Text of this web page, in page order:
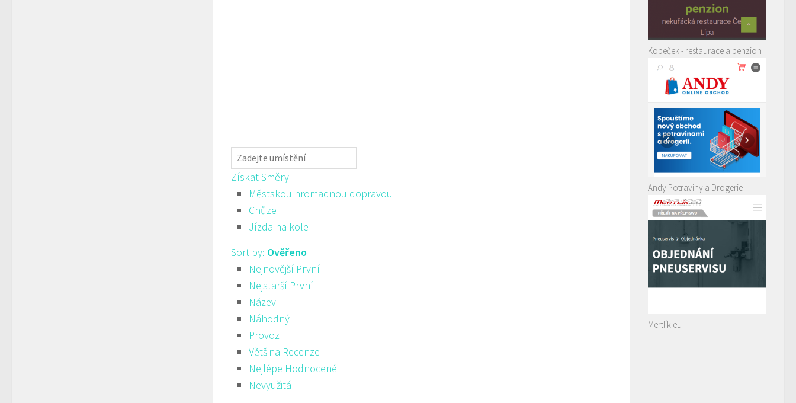
Získat Směry
Městskou hromadnou dopravou
Chůze
Jízda na kole
Sort by: Ověřeno
Nejnovější První
Nejstarší První
Název
Náhodný
Provoz
Většina Recenze
Nejlépe Hodnocené
Nevyužitá
Kopeček - restaurace a penzion
Andy Potraviny a Drogerie
Mertlík.eu